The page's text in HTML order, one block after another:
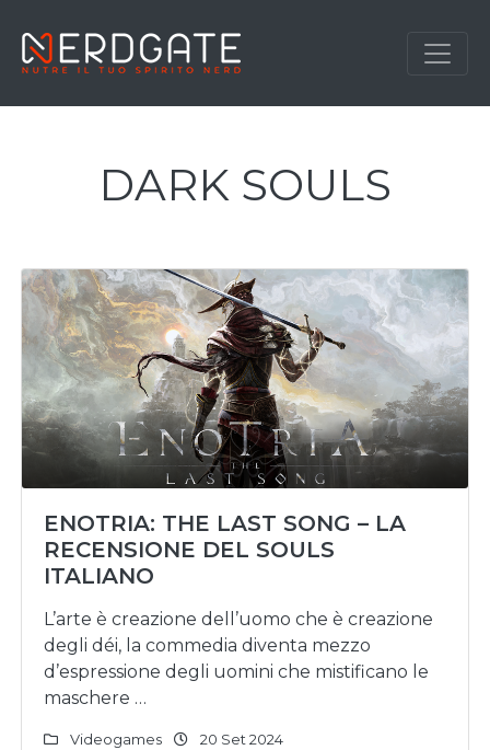
DARK SOULS
ENOTRIA: THE LAST SONG – LA
RECENSIONE DEL SOULS
ITALIANO
L’arte è creazione dell’uomo che è creazione
degli déi, la commedia diventa mezzo
d’espressione degli uomini che mistificano le
maschere …
Videogames 20 Set 2024